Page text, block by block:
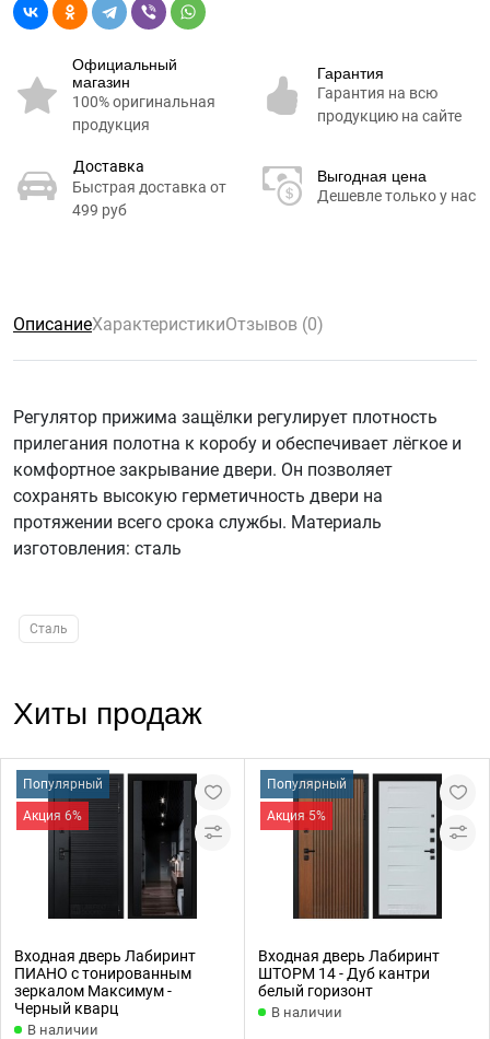
Официальный
магазин
100% оригинальная
продукция
Гарантия
Гарантия на всю
продукцию на сайте
Доставка
Быстрая доставка от
499 руб
Выгодная цена
Дешевле только у нас
ОписаниеХарактеристикиОтзывов (0)
Регулятор прижима защёлки регулирует плотность
прилегания полотна к коробу и обеспечивает лёгкое и
комфортное закрывание двери. Он позволяет
сохранять высокую герметичность двери на
протяжении всего срока службы. Материаль
изготовления: сталь
Сталь
Хиты продаж
Популярный
Акция 6%
Входная дверь Лабиринт
ПИАНО с тонированным
зеркалом Максимум -
Черный кварц
В наличии
Популярный
Акция 5%
Входная дверь Лабиринт
ШТОРМ 14 - Дуб кантри
белый горизонт
В наличии